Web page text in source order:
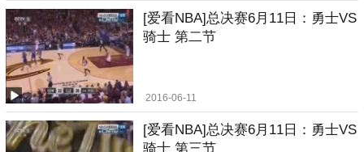
[爱看NBA]总决赛6月11日：勇士VS
骑士 第二节
2016-06-11
[爱看NBA]总决赛6月11日：勇士VS
骑士 第三节